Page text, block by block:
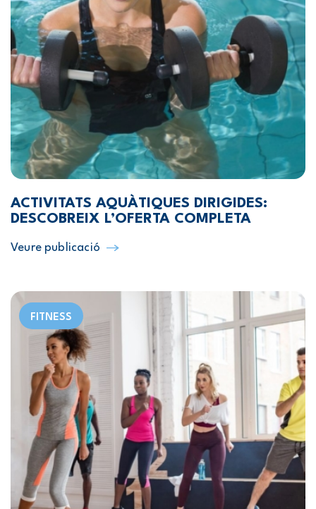
ACTIVITATS AQUÀTIQUES DIRIGIDES:
DESCOBREIX L’OFERTA COMPLETA
Veure publicació
FITNESS